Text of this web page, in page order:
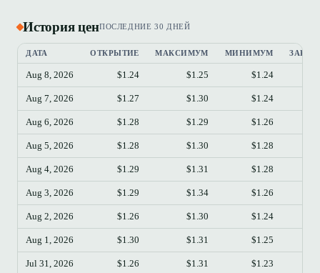
История ценПОСЛЕДНИЕ 30 ДНЕЙ
ДАТА ОТКРЫТИЕ МАКСИМУМ МИНИМУМ
Aug 8, 2026 $1.24 $1.25 $1.24
Aug 7, 2026 $1.27 $1.30 $1.24
Aug 6, 2026 $1.28 $1.29 $1.26
Aug 5, 2026 $1.28 $1.30 $1.28
Aug 4, 2026 $1.29 $1.31 $1.28
Aug 3, 2026 $1.29 $1.34 $1.26
Aug 2, 2026 $1.26 $1.30 $1.24
Aug 1, 2026 $1.30 $1.31 $1.25
Jul 31, 2026 $1.26 $1.31 $1.23